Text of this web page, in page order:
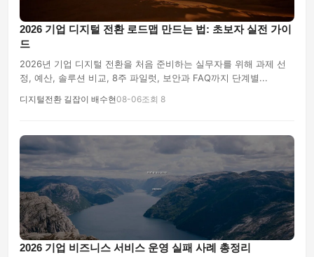
2026 기업 디지털 전환 로드맵 만드는 법: 초보자 실전 가이
드
2026년 기업 디지털 전환을 처음 준비하는 실무자를 위해 과제 선
정, 예산, 솔루션 비교, 8주 파일럿, 보안과 FAQ까지 단계별...
디지털전환 길잡이 배수현08-06조회 8
2026 기업 비즈니스 서비스 운영 실패 사례 총정리